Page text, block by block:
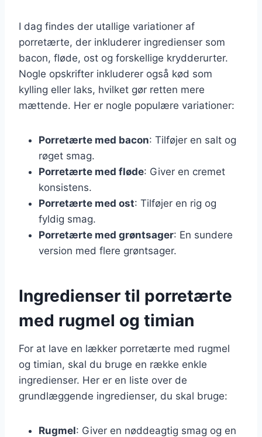
I dag findes der utallige variationer af
porretærte, der inkluderer ingredienser som
bacon, fløde, ost og forskellige krydderurter.
Nogle opskrifter inkluderer også kød som
kylling eller laks, hvilket gør retten mere
mættende. Her er nogle populære variationer:
Porretærte med bacon: Tilføjer en salt og
røget smag.
Porretærte med fløde: Giver en cremet
konsistens.
Porretærte med ost: Tilføjer en rig og
fyldig smag.
Porretærte med grøntsager: En sundere
version med flere grøntsager.
Ingredienser til porretærte
med rugmel og timian
For at lave en lækker porretærte med rugmel
og timian, skal du bruge en række enkle
ingredienser. Her er en liste over de
grundlæggende ingredienser, du skal bruge:
Rugmel: Giver en nøddeagtig smag og en